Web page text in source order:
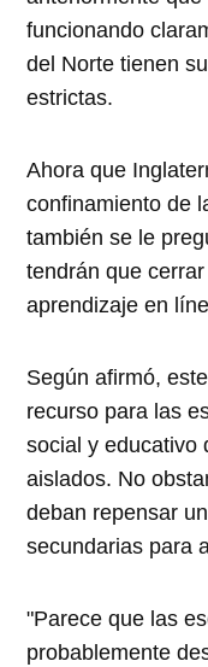
funcionando
del Norte tienen
estrictas.
Ahora que
confinamiento de
también se le
tendrán que
aprendizaje en
Según afirmó,
recurso para las
social y educativo
aislados. No
deban repensar
secundarias para
"Parece que las
probablemente